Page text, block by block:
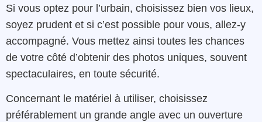
Si vous optez pour l’urbain, choisissez bien vos lieux,
soyez prudent et si c’est possible pour vous, allez-y
accompagné. Vous mettez ainsi toutes les chances
de votre côté d’obtenir des photos uniques, souvent
spectaculaires, en toute sécurité.
Concernant le matériel à utiliser, choisissez
préférablement un grande angle avec un ouverture